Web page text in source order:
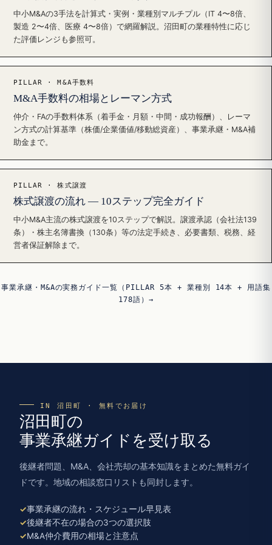
中小M&Aの3手法を計算式・実例・業種別マルチプル（IT 4〜8倍、
製造 2〜4倍、医療 4〜8倍）で網羅解説。沼田町の業種特性に応じ
た評価レンジも参照可。
PILLAR · M&A手数料
M&A手数料の相場とレーマン方式
仲介・FAの手数料体系（着手金・月額・中間・成功報酬）、レーマ
ン方式の計算基準（株価/企業価値/移動総資産）、事業承継・M&A補
助金まで。
PILLAR · 株式譲渡
株式譲渡の流れ — 10ステップ完全ガイド
中小M&A主流の株式譲渡を10ステップで解説。譲渡承認（会社法139
条）・株主名簿書換（130条）等の法定手続き、必要書類、税務、経
営者保証解除まで。
事業承継・M&Aの実務ガイド一覧（PILLAR 5本 + 業種別 14本 + 用語集
178語）→
IN 沼田町 · 無料でお届け
沼田町の
事業承継ガイドを受け取る
後継者問題、M&A、会社売却の基本知識をまとめた無料ガイ
ドです。地域の相談窓口リストも同封します。
事業承継の流れ・スケジュール早見表
後継者不在の場合の3つの選択肢
M&A仲介費用の相場と注意点